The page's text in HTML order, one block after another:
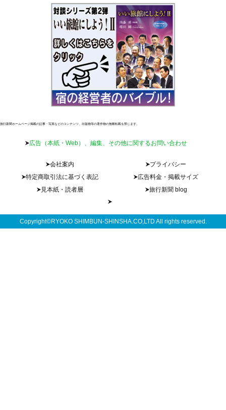
旅行新聞ホームページ掲載の記事・写真などのコンテンツ、出版物等の著作物の無断転載を禁じます。
広告（本紙・Web）、編集、その他に関するお問い合わせ
会社案内
プライバシー
特定商取引法に基づく表記
広告料金・掲載サイズ
見本紙・読者層
旅行新聞 blog
Copyright©RYOKO SHIMBUN-SHINSHA.CO,LTD All rights reserved.